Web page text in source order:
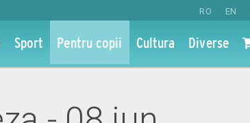
RO EN
Sport Pentru copii Cultura Diverse